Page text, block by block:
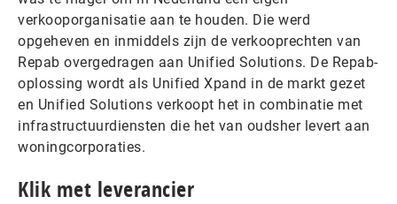
verkooporganisatie aan te houden. Die werd
opgeheven en inmiddels zijn de verkooprechten van
Repab overgedragen aan Unified Solutions. De Repab-
oplossing wordt als Unified Xpand in de markt gezet
en Unified Solutions verkoopt het in combinatie met
infrastructuurdiensten die het van oudsher levert aan
woningcorporaties.
Klik met leverancier